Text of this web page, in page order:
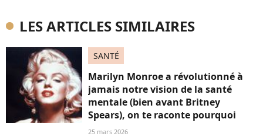
LES ARTICLES SIMILAIRES
SANTÉ
Marilyn Monroe a révolutionné à
jamais notre vision de la santé
mentale (bien avant Britney
Spears), on te raconte pourquoi
25 mars 2026